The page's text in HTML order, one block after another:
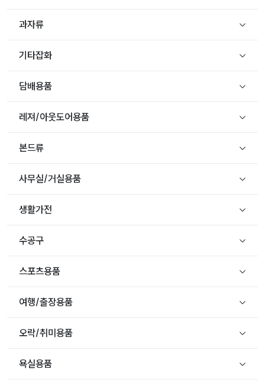
과자류
기타잡화
담배용품
레져/아웃도어용품
본드류
사무실/거실용품
생활가전
수공구
스포츠용품
여행/출장용품
오락/취미용품
욕실용품